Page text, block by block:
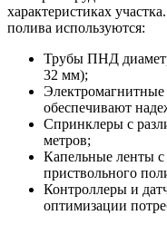
характеристиках
полива используются:
Трубы ПНД
32 мм);
обеспечивают
Спринклеры с
метров;
Капельные ленты с
приствольного
Контроллеры и
оптимизации